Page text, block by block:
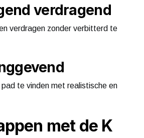
verdragend
verdragen zonder verbitterd te
te vinden met realistische en
met de K